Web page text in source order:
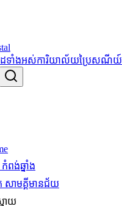
ទាំងអស់ការិយាល័យប្រៃសណីយ៍
កំពង់ឆ្នាំង
សាមគ្គីមានជ័យ
ាយ